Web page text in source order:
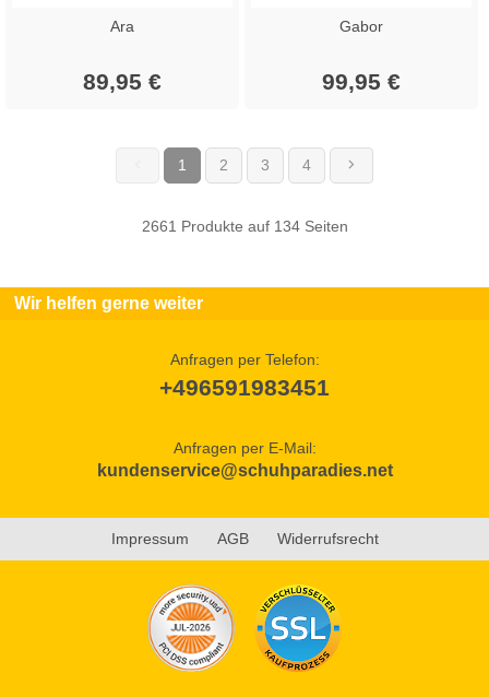
Ara
89,95 €
Gabor
99,95 €
1 (current)
2 3 4
2661 Produkte auf 134 Seiten
Wir helfen gerne weiter
Anfragen per Telefon:
+496591983451
Anfragen per E-Mail:
kundenservice@schuhparadies.net
Impressum AGB Widerrufsrecht